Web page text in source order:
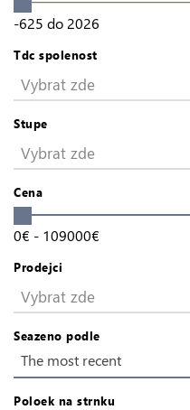
-625 do 2026
Tdc spolenost
Vybrat zde
Stupe
Vybrat zde
Cena
0€ - 109000€
Prodejci
Vybrat zde
Seazeno podle
The most recent
Poloek na strnku